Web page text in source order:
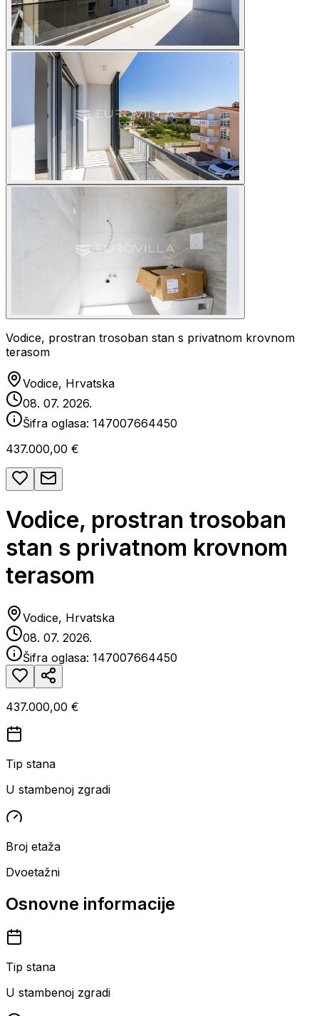
Vodice, prostran trosoban stan s privatnom krovnom
terasom
Vodice, Hrvatska
08. 07. 2026.
Šifra oglasa: 147007664450
437.000,00 €
Vodice, prostran trosoban
stan s privatnom krovnom
terasom
Vodice, Hrvatska
08. 07. 2026.
Šifra oglasa: 147007664450
437.000,00 €
Tip stana
U stambenoj zgradi
Broj etaža
Dvoetažni
Osnovne informacije
Tip stana
U stambenoj zgradi